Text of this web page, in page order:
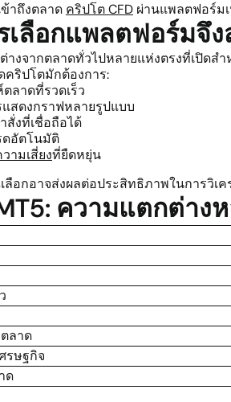
าถึงตลาด คริปโต CFD ผ่านแพลตฟอร์ม
เลือกแพลตฟอร์มจึ
างจากตลาดทั่วไปหลายแห่งตรงที่เปิด
คริปโตมักต้องการ:
ตลาดที่รวดเร็ว
แสดงกราฟหลายรูปแบบ
สั่งที่เชื่อถือได้
ดอัตโนมัติ
ามเสี่ยงที่ยืดหยุ่น
อกอาจส่งผลต่อประสิทธิภาพในการวิเ
ความแตกต่า
ลาด
รษฐกิจ
ด